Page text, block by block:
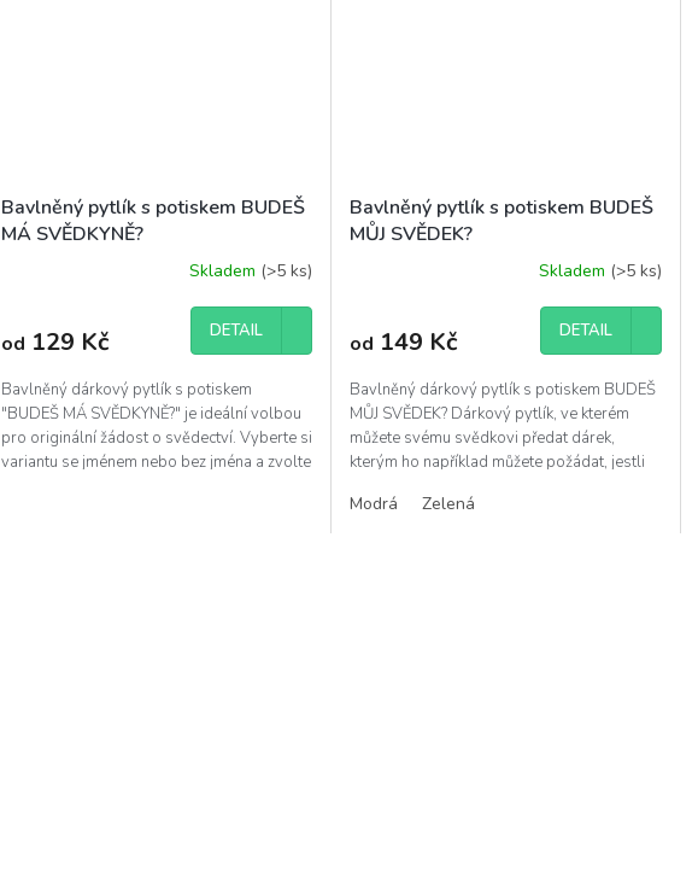
Bavlněný pytlík s potiskem BUDEŠ
MÁ SVĚDKYNĚ?
Skladem (>5 ks)
od 129 Kč DETAIL
Bavlněný dárkový pytlík s potiskem
"BUDEŠ MÁ SVĚDKYNĚ?" je ideální volbou
pro originální žádost o svědectví. Vyberte si
variantu se jménem nebo bez jména a zvolte
Bavlněný pytlík s potiskem BUDEŠ
MŮJ SVĚDEK?
Skladem (>5 ks)
od 149 Kč DETAIL
Bavlněný dárkový pytlík s potiskem BUDEŠ
MŮJ SVĚDEK? Dárkový pytlík, ve kterém
můžete svému svědkovi předat dárek,
kterým ho například můžete požádat, jestli
Modrá Zelená